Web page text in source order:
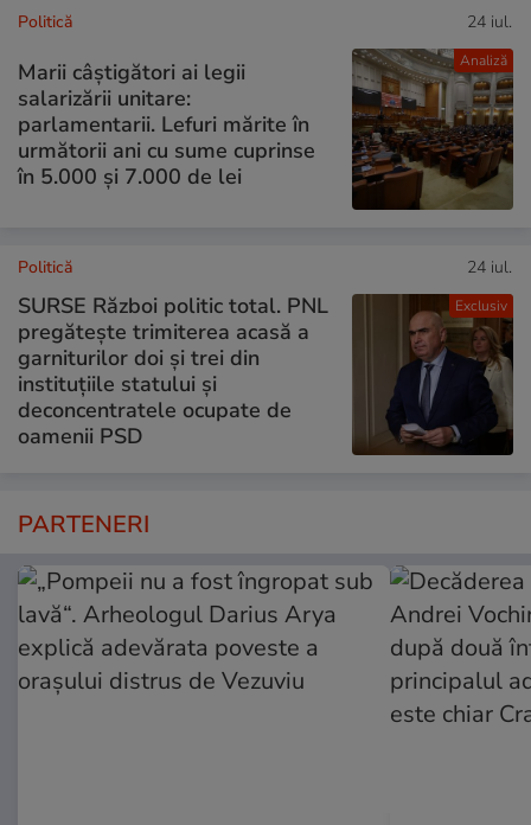
Analiză
Politică 24 iul.
Marii câștigători ai legii
salarizării unitare:
parlamentarii. Lefuri mărite în
următorii ani cu sume cuprinse
în 5.000 și 7.000 de lei
Exclusiv
Politică 24 iul.
SURSE Război politic total. PNL
pregătește trimiterea acasă a
garniturilor doi și trei din
instituțiile statului și
deconcentratele ocupate de
oamenii PSD
PARTENERI